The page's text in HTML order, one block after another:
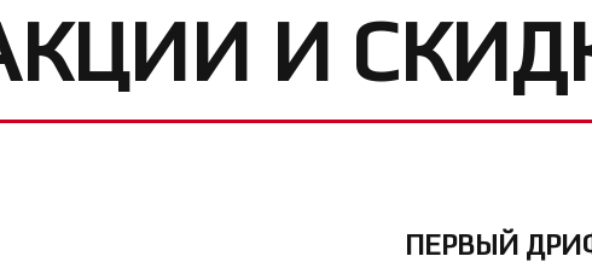
И
ПЕРВЫЙ